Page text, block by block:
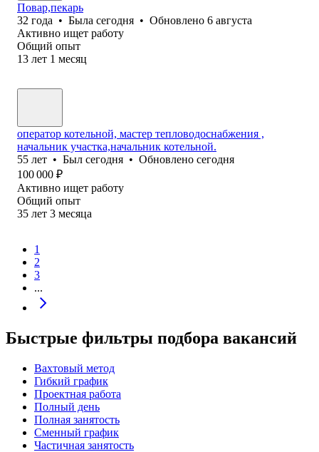
Повар,пекарь
32 года • Была сегодня • Обновлено 6 августа
Активно ищет работу
Общий опыт
13 лет 1 месяц
оператор котельной, мастер тепловодоснабжения ,
начальник участка,начальник котельной.
55 лет • Был сегодня • Обновлено сегодня
100 000 ₽
Активно ищет работу
Общий опыт
35 лет 3 месяца
1
2
3
...
Быстрые фильтры подбора вакансий
Вахтовый метод
Гибкий график
Проектная работа
Полный день
Полная занятость
Сменный график
Частичная занятость